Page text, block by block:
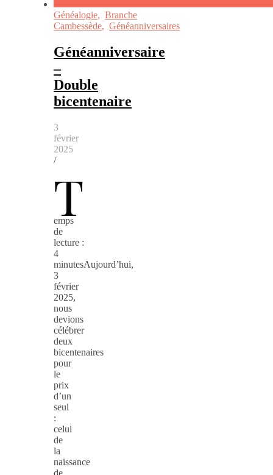
Généalogie, Branche
Cambessède, Généanniversaires
Généanniversaire
–
Double
bicentenaire
3
février
2025
/
T
emps
de
lecture :
4
minutesAujourd’hui,
3
février
2025,
nous
devions
célébrer
deux
bicentenaires
pour
le
prix
d’un
seul
:
celui
de
la
naissance